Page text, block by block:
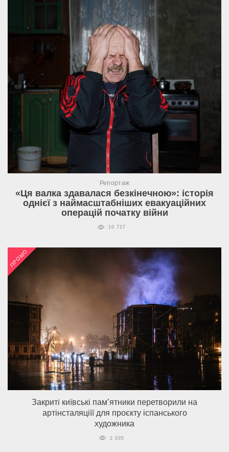
Репортаж
«Ця валка здавалася безкінечною»: історія
однієї з наймасштабніших евакуаційних
операцій початку війни
10 727
ПРОМО
Закриті київські пам’ятники перетворили на
артінсталяціїї для проєкту іспанського
художника
2 035